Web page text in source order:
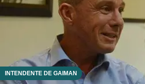
INTENDENTE DE GAIMAN